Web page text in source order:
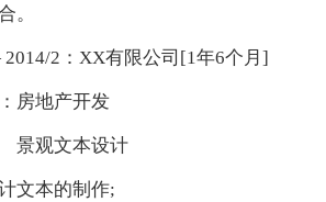
。
2：XX有限公司[1年6个月]
地产开发
文本设计
本的制作;